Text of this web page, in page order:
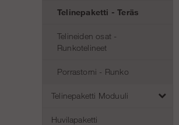
Telinepaketti - Teräs
Telineiden osat -
Runkotelineet
Porrastorni - Runko
Telinepaketti Moduuli
Huvilapaketti